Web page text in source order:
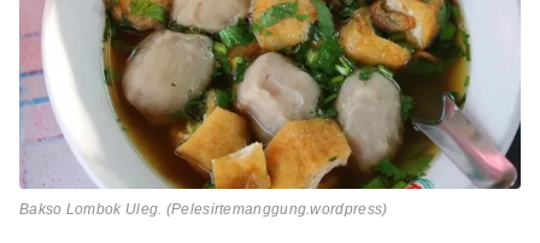
Bakso Lombok Uleg. (Pelesirtemanggung.wordpress)